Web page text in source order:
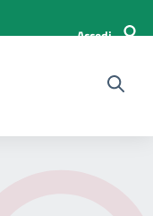
Accedi